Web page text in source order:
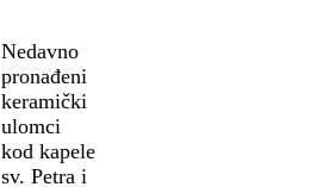
Nedavno
pronađeni
keramički
ulomci
kod kapele
sv. Petra i